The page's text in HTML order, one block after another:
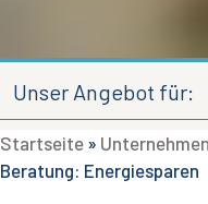
Unser Angebot für:
Startseite »
Beratung: Energiesparen